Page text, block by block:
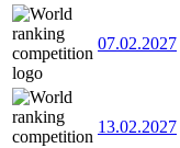
07.02.2027
13.02.2027